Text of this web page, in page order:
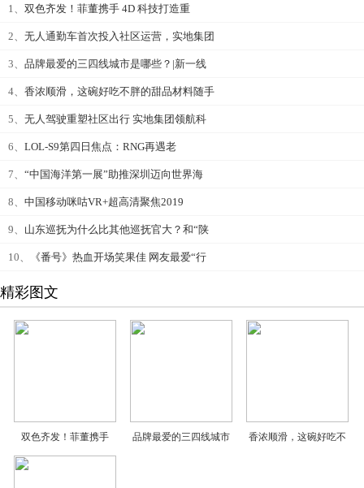
1、 双色齐发！菲董携手 4D 科技打造重
2、 无人通勤车首次投入社区运营，实地集团
3、 品牌最爱的三四线城市是哪些？|新一线
4、 香浓顺滑，这碗好吃不胖的甜品材料随手
5、 无人驾驶重塑社区出行 实地集团领航科
6、 LOL-S9第四日焦点：RNG再遇老
7、 “中国海洋第一展”助推深圳迈向世界海
8、 中国移动咪咕VR+超高清聚焦2019
9、 山东巡抚为什么比其他巡抚官大？和“陕
10、 《番号》热血开场笑果佳 网友最爱“行
精彩图文
双色齐发！菲董携手 品牌最爱的三四线城市 香浓顺滑，这碗好吃不